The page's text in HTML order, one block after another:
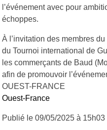
l’événement avec pour
échoppes.
À l’invitation des membres
du Tournoi international de
les commerçants de Baud
afin de promouvoir
OUEST-FRANCE
Ouest-France
Publié le 09/05/2025 à 15h03